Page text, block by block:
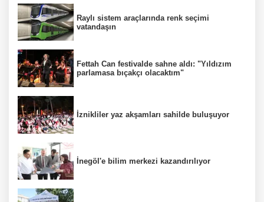
Raylı sistem araçlarında renk seçimi
vatandaşın
Fettah Can festivalde sahne aldı: "Yıldızım
parlamasa bıçakçı olacaktım"
İznikliler yaz akşamları sahilde buluşuyor
İnegöl'e bilim merkezi kazandırılıyor